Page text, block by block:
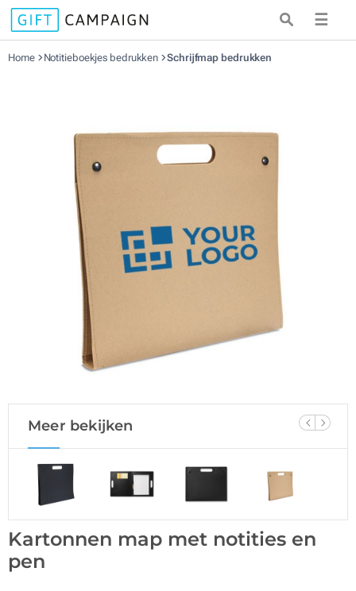
☰
Home Notitieboekjes bedrukken Schrijfmap bedrukken
Meer bekijken
Kartonnen map met notities en
pen